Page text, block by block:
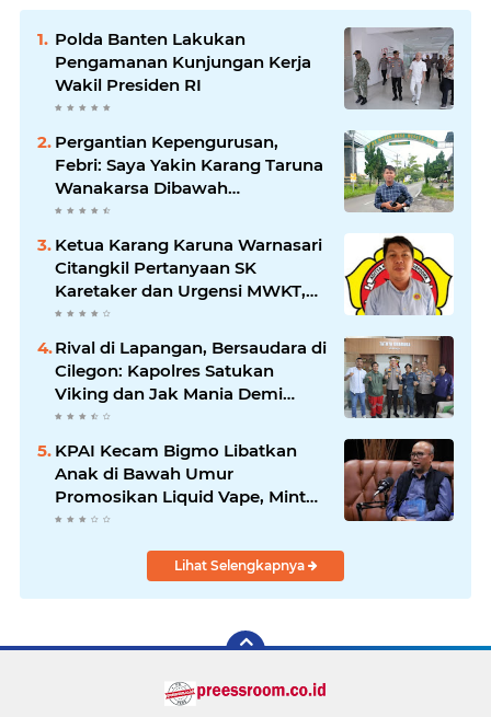
Polda Banten Lakukan
Pengamanan Kunjungan Kerja
Wakil Presiden RI
Pergantian Kepengurusan,
Febri: Saya Yakin Karang Taruna
Wanakarsa Dibawah
Kepemimpinan Bung Entus
Ketua Karang Karuna Warnasari
Citangkil Pertanyaan SK
Karetaker dan Urgensi MWKT,
Saat Suasana Berduka
Rival di Lapangan, Bersaudara di
Cilegon: Kapolres Satukan
Viking dan Jak Mania Demi
Nobar Damai Piala Presiden
KPAI Kecam Bigmo Libatkan
Anak di Bawah Umur
Promosikan Liquid Vape, Minta
Aparat Bertindak Tegas
Lihat Selengkapnya